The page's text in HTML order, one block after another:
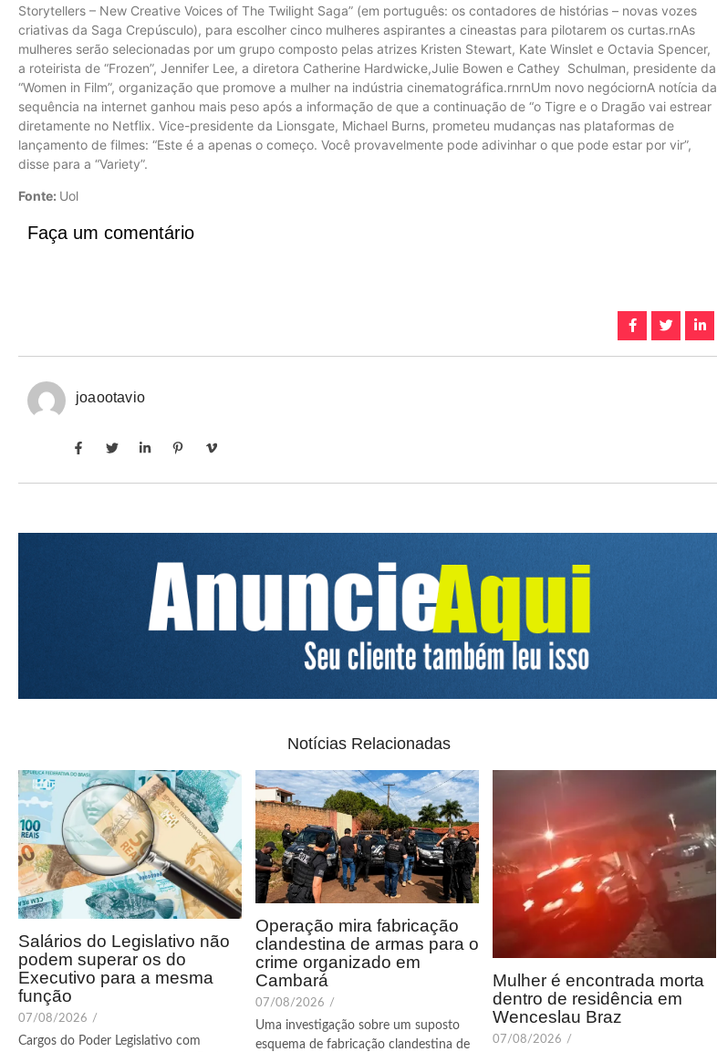
Storytellers – New Creative Voices of The Twilight Saga” (em português: os contadores de histórias – novas vozes
criativas da Saga Crepúsculo), para escolher cinco mulheres aspirantes a cineastas para pilotarem os curtas.rnAs
mulheres serão selecionadas por um grupo composto pelas atrizes Kristen Stewart, Kate Winslet e Octavia Spencer,
a roteirista de “Frozen”, Jennifer Lee, a diretora Catherine Hardwicke,Julie Bowen e Cathey Schulman, presidente da
“Women in Film”, organização que promove a mulher na indústria cinematográfica.rnrnUm novo negóciornA notícia da
sequência na internet ganhou mais peso após a informação de que a continuação de “o Tigre e o Dragão vai estrear
diretamente no Netflix. Vice-presidente da Lionsgate, Michael Burns, prometeu mudanças nas plataformas de
lançamento de filmes: “Este é a apenas o começo. Você provavelmente pode adivinhar o que pode estar por vir”,
disse para a “Variety”.
Fonte: Uol
Faça um comentário
joaootavio
Notícias Relacionadas
Salários do Legislativo não
podem superar os do
Executivo para a mesma
função
07/08/2026 /
Cargos do Poder Legislativo com
Operação mira fabricação
clandestina de armas para o
crime organizado em
Cambará
07/08/2026 /
Uma investigação sobre um suposto
esquema de fabricação clandestina de
Mulher é encontrada morta
dentro de residência em
Wenceslau Braz
07/08/2026 /